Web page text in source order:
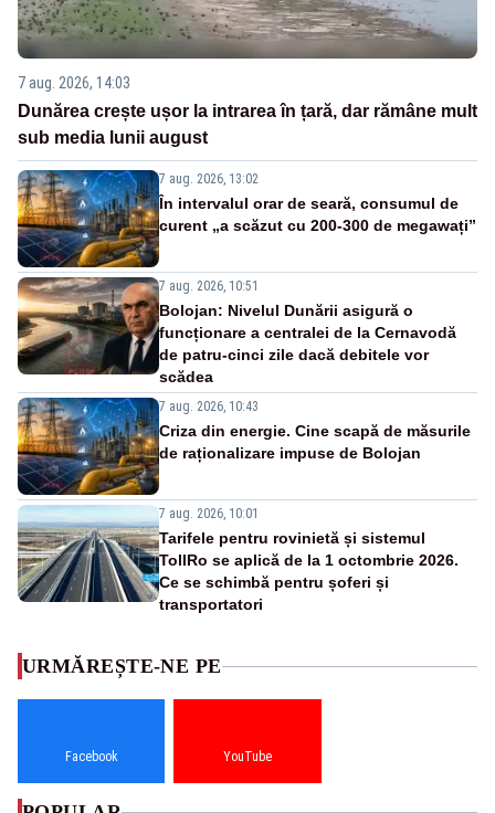
7 aug. 2026, 14:03
Dunărea crește ușor la intrarea în țară, dar rămâne mult
sub media lunii august
7 aug. 2026, 13:02
În intervalul orar de seară, consumul de
curent „a scăzut cu 200-300 de megawați”
7 aug. 2026, 10:51
Bolojan: Nivelul Dunării asigură o
funcționare a centralei de la Cernavodă
de patru-cinci zile dacă debitele vor
scădea
7 aug. 2026, 10:43
Criza din energie. Cine scapă de măsurile
de raționalizare impuse de Bolojan
7 aug. 2026, 10:01
Tarifele pentru rovinietă și sistemul
TollRo se aplică de la 1 octombrie 2026.
Ce se schimbă pentru șoferi și
transportatori
URMĂREȘTE-NE PE
Facebook YouTube